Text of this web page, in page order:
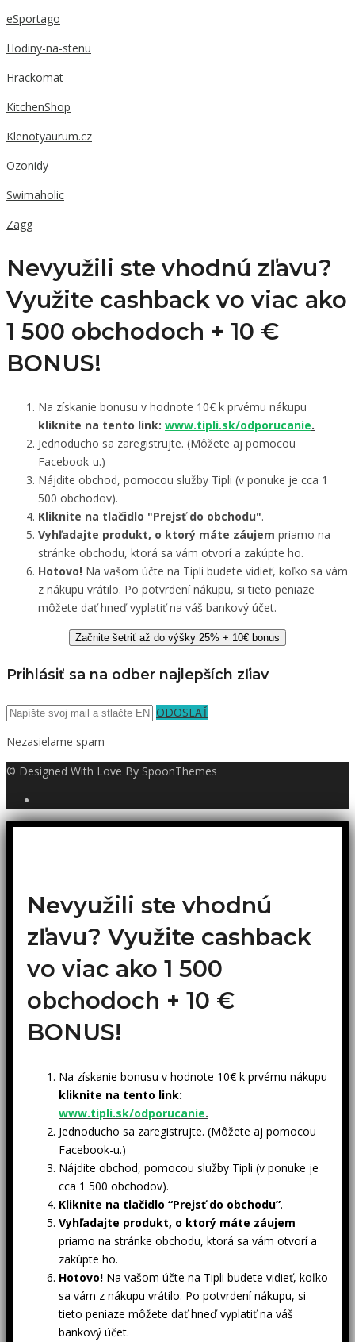
eSportago
Hodiny-na-stenu
Hrackomat
KitchenShop
Klenotyaurum.cz
Ozonidy
Swimaholic
Zagg
Nevyužili ste vhodnú zľavu?
Využite cashback vo viac ako
1 500 obchodoch + 10 €
BONUS!
Na získanie bonusu v hodnote 10€ k prvému nákupu
kliknite na tento link: www.tipli.sk/odporucanie.
Jednoducho sa zaregistrujte. (Môžete aj pomocou
Facebook-u.)
Nájdite obchod, pomocou služby Tipli (v ponuke je cca 1
500 obchodov).
Kliknite na tlačidlo "Prejsť do obchodu".
Vyhľadajte produkt, o ktorý máte záujem priamo na
stránke obchodu, ktorá sa vám otvorí a zakúpte ho.
Hotovo! Na vašom účte na Tipli budete vidieť, koľko sa vám
z nákupu vrátilo. Po potvrdení nákupu, si tieto peniaze
môžete dať hneď vyplatiť na váš bankový účet.
Začnite šetriť až do výšky 25% + 10€ bonus
Prihlásiť sa na odber najlepších zľiav
ODOSLAŤ
Nezasielame spam
© Designed With Love By SpoonThemes
Nevyužili ste vhodnú
zľavu? Využite cashback
vo viac ako 1 500
obchodoch + 10 €
BONUS!
Na získanie bonusu v hodnote 10€ k prvému nákupu
kliknite na tento link:
www.tipli.sk/odporucanie.
Jednoducho sa zaregistrujte. (Môžete aj pomocou
Facebook-u.)
Nájdite obchod, pomocou služby Tipli (v ponuke je
cca 1 500 obchodov).
Kliknite na tlačidlo “Prejsť do obchodu”.
Vyhľadajte produkt, o ktorý máte záujem
priamo na stránke obchodu, ktorá sa vám otvorí a
zakúpte ho.
Hotovo! Na vašom účte na Tipli budete vidieť, koľko
sa vám z nákupu vrátilo. Po potvrdení nákupu, si
tieto peniaze môžete dať hneď vyplatiť na váš
bankový účet.